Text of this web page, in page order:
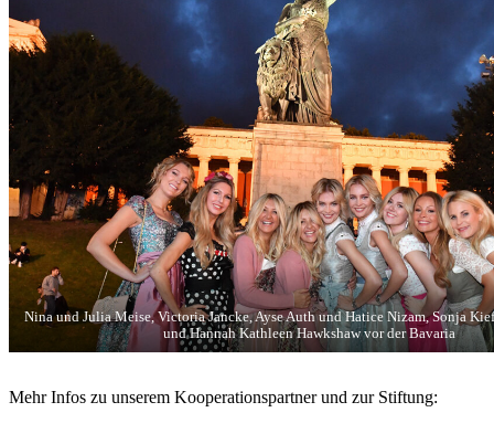
Nina und Julia Meise, Victoria Jancke, Ayse Auth und Hatice Nizam, Sonja
und Hannah Kathleen Hawkshaw vor der Bavaria
Mehr Infos zu unserem Kooperationspartner und zur Stiftung: